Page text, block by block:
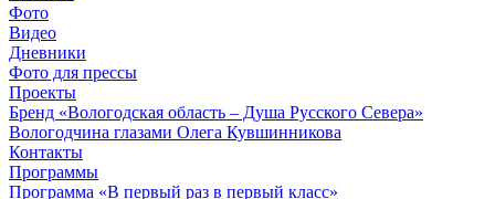
Фото
Видео
Дневники
Фото для прессы
Проекты
Бренд «Вологодская область – Душа Русского Севера»
Вологодчина глазами Олега Кувшинникова
Контакты
Программы
Программа «В первый раз в первый класс»